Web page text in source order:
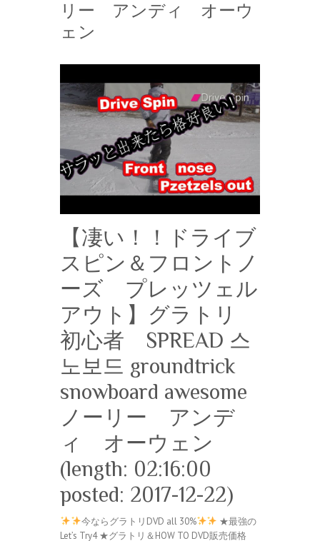
リー アンディ オーウ
ェン
【凄い！！ドライブ
スピン＆フロントノ
ーズ プレッツェル
アウト】グラトリ
初心者 SPREAD 스
노보드 groundtrick
snowboard awesome
ノーリー アンデ
ィ オーウェン
(length: 02:16:00
posted: 2017-12-22)
今ならグラトリDVD all 30%
★最強の
Let’s Try4 ★グラトリ＆HOW TO DVD販売価格